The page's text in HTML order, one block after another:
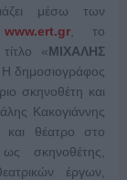
μέσω των
www.ert.gr , το
«ΜΙΧΑΛΗΣ
δημοσιογράφος
σκηνοθέτη και
Κακογιάννης
και θέατρο στο
σκηνοθέτης,
έργων,